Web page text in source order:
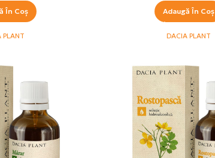
În Coș
PLANT
Adaugă În Coș
DACIA PLANT